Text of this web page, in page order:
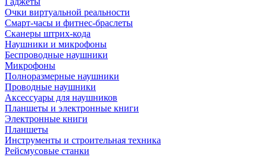
Очки виртуальной реальности
Смарт-часы и фитнес-браслеты
Сканеры штрих-кода
Наушники и микрофоны
Беспроводные наушники
Микрофоны
Полноразмерные наушники
Проводные наушники
Аксессуары для наушников
Планшеты и электронные книги
Электронные книги
Планшеты
Инструменты и строительная техника
Рейсмусовые станки